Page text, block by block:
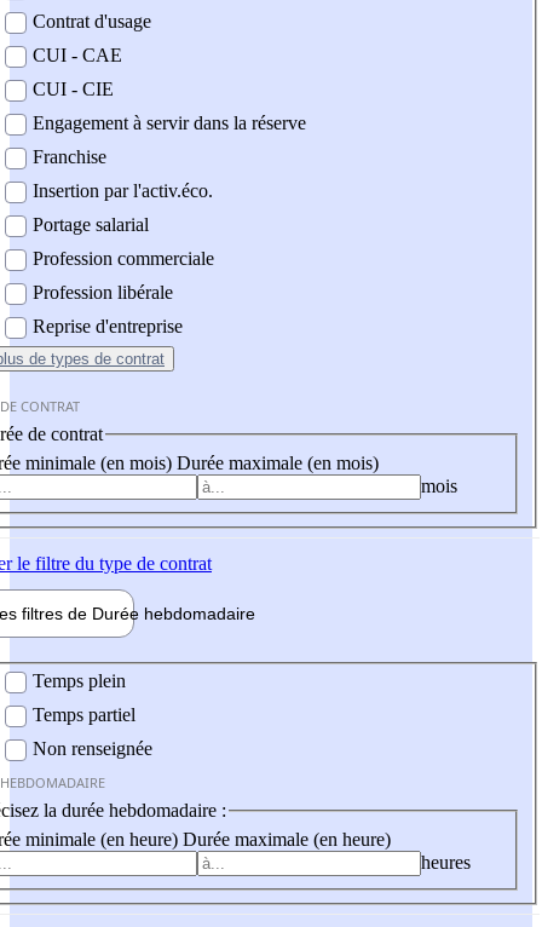
Contrat d'usage
CUI - CAE
CUI - CIE
Engagement à servir dans la réserve
Franchise
Insertion par l'activ.éco.
Portage salarial
Profession commerciale
Profession libérale
Reprise d'entreprise
de types de contrat
CONTRAT
de contrat
minimale (en mois) Durée maximale (en mois)
mois
le filtre du type de contrat
filtres de Durée hebdomadaire
Temps plein
Temps partiel
Non renseignée
la durée hebdomadaire :
minimale (en heure) Durée maximale (en heure)
heures